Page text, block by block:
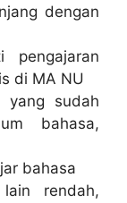
dengan
pengajaran
di MA NU
yang sudah
bahasa,
bahasa
rendah,